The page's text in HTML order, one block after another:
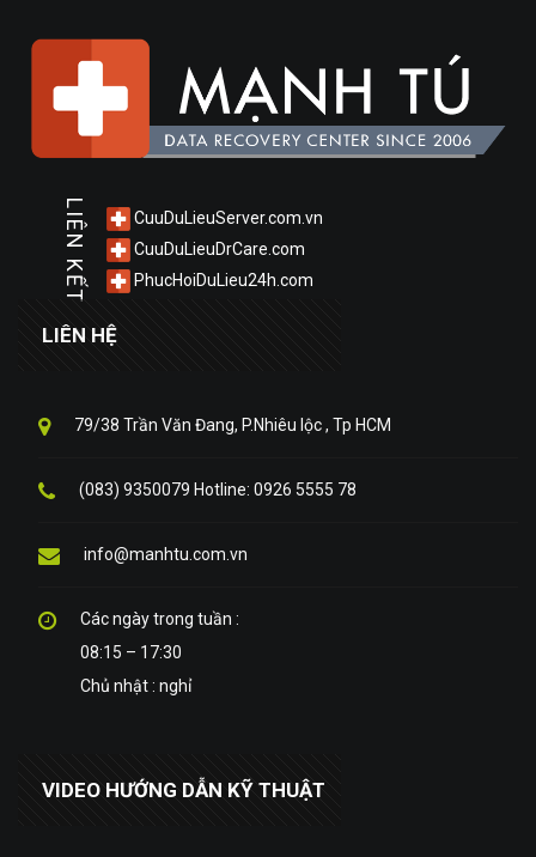
LIÊN KẾT
CuuDuLieuServer.com.vn
CuuDuLieuDrCare.com
PhucHoiDuLieu24h.com
LIÊN HỆ
79/38 Trần Văn Đang, P.Nhiêu lộc , Tp HCM
(083) 9350079 Hotline: 0926 5555 78
info@manhtu.com.vn
Các ngày trong tuần :
08:15 – 17:30
Chủ nhật : nghỉ
VIDEO HƯỚNG DẪN KỸ THUẬT